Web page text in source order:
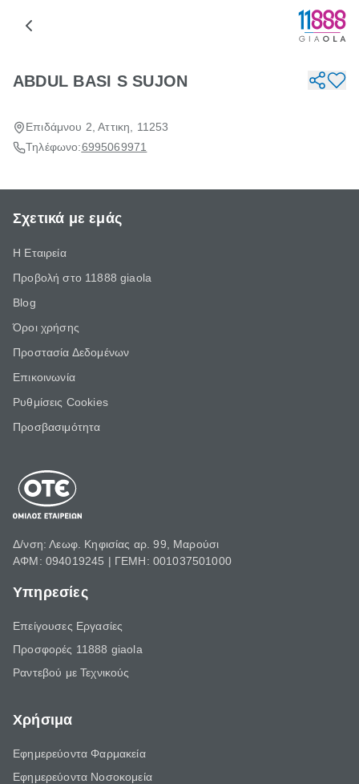
ABDUL BASI S SUJON
Επιδάμνου 2, Αττικη, 11253
Τηλέφωνο:6995069971
Σχετικά με εμάς
Η Εταιρεία
Προβολή στο 11888 giaola
Blog
Όροι χρήσης
Προστασία Δεδομένων
Επικοινωνία
Ρυθμίσεις Cookies
Προσβασιμότητα
Δ/νση: Λεωφ. Κηφισίας αρ. 99, Μαρούσι
ΑΦΜ: 094019245 | ΓΕΜΗ: 001037501000
Υπηρεσίες
Επείγουσες Εργασίες
Προσφορές 11888 giaola
Ραντεβού με Τεχνικούς
Χρήσιμα
Εφημερεύοντα Φαρμακεία
Εφημερεύοντα Νοσοκομεία